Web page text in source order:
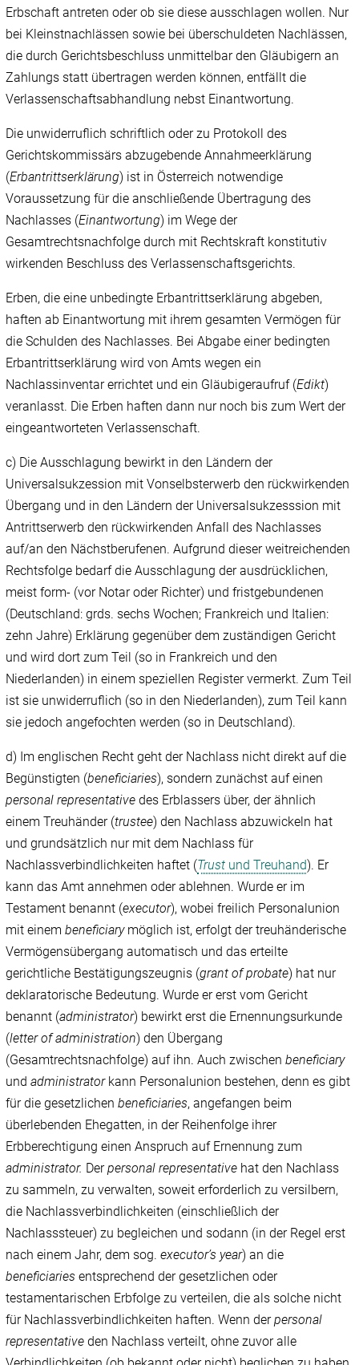
Erbschaft antreten oder ob sie diese ausschlagen wollen. Nur
bei Kleinstnachlässen sowie bei überschuldeten Nachlässen,
die durch Gerichtsbeschluss unmittelbar den Gläubigern an
Zahlungs statt übertragen werden können, entfällt die
Verlassenschaftsabhandlung nebst Einantwortung.
Die unwiderruflich schriftlich oder zu Protokoll des
Gerichtskommissärs abzugebende Annahmeerklärung
(Erbantrittserklärung) ist in Österreich notwendige
Voraussetzung für die anschließende Übertragung des
Nachlasses (Einantwortung) im Wege der
Gesamtrechtsnachfolge durch mit Rechtskraft konstitutiv
wirkenden Beschluss des Verlassenschaftsgerichts.
Erben, die eine unbedingte Erbantrittserklärung abgeben,
haften ab Einantwortung mit ihrem gesamten Vermögen für
die Schulden des Nachlasses. Bei Abgabe einer bedingten
Erbantrittserklärung wird von Amts wegen ein
Nachlassinventar errichtet und ein Gläubigeraufruf (Edikt)
veranlasst. Die Erben haften dann nur noch bis zum Wert der
eingeantworteten Verlassenschaft.
c) Die Ausschlagung bewirkt in den Ländern der
Universalsukzession mit Vonselbsterwerb den rückwirkenden
Übergang und in den Ländern der Universalsukzesssion mit
Antrittserwerb den rückwirkenden Anfall des Nachlasses
auf/an den Nächstberufenen. Aufgrund dieser weitreichenden
Rechtsfolge bedarf die Ausschlagung der ausdrücklichen,
meist form- (vor Notar oder Richter) und fristgebundenen
(Deutschland: grds. sechs Wochen; Frankreich und Italien:
zehn Jahre) Erklärung gegenüber dem zuständigen Gericht
und wird dort zum Teil (so in Frankreich und den
Niederlanden) in einem speziellen Register vermerkt. Zum Teil
ist sie unwiderruflich (so in den Niederlanden), zum Teil kann
sie jedoch angefochten werden (so in Deutschland).
d) Im englischen Recht geht der Nachlass nicht direkt auf die
Begünstigten (beneficiaries), sondern zunächst auf einen
personal representative des Erblassers über, der ähnlich
einem Treuhänder (trustee) den Nachlass abzuwickeln hat
und grundsätzlich nur mit dem Nachlass für
Nachlassverbindlichkeiten haftet (Trust und Treuhand). Er
kann das Amt annehmen oder ablehnen. Wurde er im
Testament benannt (executor), wobei freilich Personalunion
mit einembeneficiarymöglich ist, erfolgt der treuhänderische
Vermögensübergang automatisch und das erteilte
gerichtliche Bestätigungszeugnis (grant of probate) hat nur
deklaratorische Bedeutung. Wurde er erst vom Gericht
benannt (administrator) bewirkt erst die Ernennungsurkunde
(letter of administration) den Übergang
(Gesamtrechtsnachfolge) auf ihn. Auch zwischenbeneficiary
undadministratorkann Personalunion bestehen, denn es gibt
für die gesetzlichenbeneficiaries, angefangen beim
überlebenden Ehegatten, in der Reihenfolge ihrer
Erbberechtigung einen Anspruch auf Ernennung zum
administrator. Derpersonal representative hat den Nachlass
zu sammeln, zu verwalten, soweit erforderlich zu versilbern,
die Nachlassverbindlichkeiten (einschließlich der
Nachlasssteuer) zu begleichen und sodann (in der Regel erst
nach einem Jahr, dem sog.executor’s year) an die
beneficiaries entsprechend der gesetzlichen oder
testamentarischen Erbfolge zu verteilen, die als solche nicht
für Nachlassverbindlichkeiten haften. Wenn derpersonal
representative den Nachlass verteilt, ohne zuvor alle